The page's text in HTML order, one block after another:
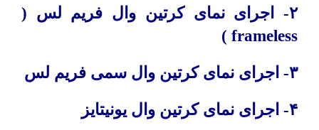
۲- اجرای نمای کرتین وال فریم لس (
frameless )
۳- اجرای نمای کرتین وال سمی فریم لس
۴- اجرای نمای کرتین وال یونیتایز